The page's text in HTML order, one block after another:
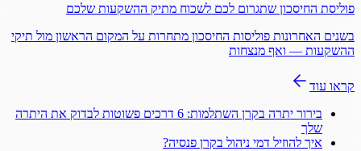
פוליסת החיסכון שתגרום לכם לשכוח מתיק ההשקעות שלכם
בשנים האחרונות פוליסות החיסכון מתחרות על המקום הראשון מול תיקי
ההשקעות — ואף מנצחות
קראו עוד
בירור יתרה בקרן השתלמות: 6 דרכים פשוטות לבדוק את היתרה
שלך
איך להוזיל דמי ניהול בקרן פנסיה?